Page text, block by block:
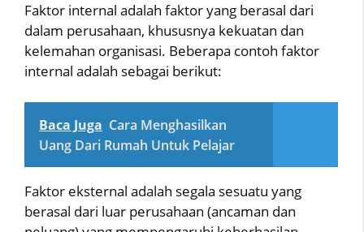
Faktor internal adalah faktor yang berasal dari
dalam perusahaan, khususnya kekuatan dan
kelemahan organisasi. Beberapa contoh faktor
internal adalah sebagai berikut:
Baca Juga Cara Menghasilkan
Uang Dari Rumah Untuk Pelajar
Faktor eksternal adalah segala sesuatu yang
berasal dari luar perusahaan (ancaman dan